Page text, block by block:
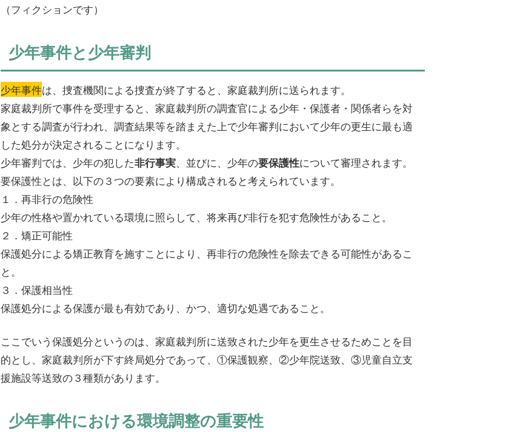
（フィクションです）
少年事件と少年審判
少年事件は、捜査機関による捜査が終了すると、家庭裁判所に送られます。
家庭裁判所で事件を受理すると、家庭裁判所の調査官による少年・保護者・関係者らを対
象とする調査が行われ、調査結果等を踏まえた上で少年審判において少年の更生に最も適
した処分が決定されることになります。
少年審判では、少年の犯した非行事実、並びに、少年の要保護性について審理されます。
要保護性とは、以下の３つの要素により構成されると考えられています。
１．再非行の危険性
少年の性格や置かれている環境に照らして、将来再び非行を犯す危険性があること。
２．矯正可能性
保護処分による矯正教育を施すことにより、再非行の危険性を除去できる可能性があるこ
と。
３．保護相当性
保護処分による保護が最も有効であり、かつ、適切な処遇であること。
ここでいう保護処分というのは、家庭裁判所に送致された少年を更生させるためことを目
的とし、家庭裁判所が下す終局処分であって、①保護観察、②少年院送致、③児童自立支
援施設等送致の３種類があります。
少年事件における環境調整の重要性